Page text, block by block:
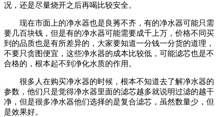
况，还是尽量烧开之后再喝比较安全。
现在市面上的净水器也是良莠不齐，有的净水器可能只需
要几百块钱，但是有的净水器可能需要成千上万，价格不同买
到的品质也是有所差异的，大家要知道一分钱一分货的道理，
不要只贪图便宜，这些净水器的成本比较低，可能滤芯也是不
合格的，根本起不到净化水质的作用。
很多人在购买净水器的时候，根本不知道去了解净水器的
参数，他们只是觉得净水器里面的滤芯越多就说明过滤的越干
净，但是很多净水器他们选择的是复合滤芯，虽然数量少，但
是效果好。